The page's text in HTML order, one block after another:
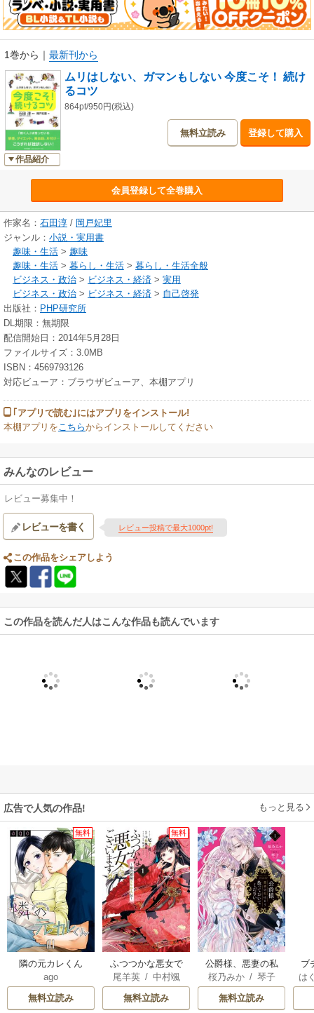
分にもできそうな気がしてきませんか？
1巻から ｜ 最新刊から
作品紹介
ムリはしない、ガマンもしない 今度こそ！ 続け
るコツ
864pt/950円(税込)
無料立読み 登録して購入
会員登録して全巻購入
作家名： 石田淳 / 岡戸妃里
ジャンル： 小説・実用書
趣味・生活 > 趣味
趣味・生活 > 暮らし・生活 > 暮らし・生活全般
ビジネス・政治 > ビジネス・経済 > 実用
ビジネス・政治 > ビジネス・経済 > 自己啓発
出版社： PHP研究所
DL期限：無期限
配信開始日：2014年5月28日
ファイルサイズ：3.0MB
ISBN：4569793126
対応ビューア：ブラウザビューア、本棚アプリ
｢アプリで読む｣にはアプリをインストール!
本棚アプリを こちらからインストールしてください
みんなのレビュー
レビュー募集中！
レビューを書く レビュー投稿で最大1000pt!
この作品をシェアしよう
この作品を読んだ人はこんな作品も読んでいます
広告で人気の作品! もっと見る
無料
隣の元カレくん
ago
無料立読み
無料
ふつつかな悪女で
はございますが ～
雛宮蝶鼠とりかえ
伝～
尾羊英/ 中村颯
/ ゆき哉
無料立読み
公爵様、悪妻の私
はもう放っておい
てください
桜乃みか/ 琴子
無料立読み
ブ
復
は